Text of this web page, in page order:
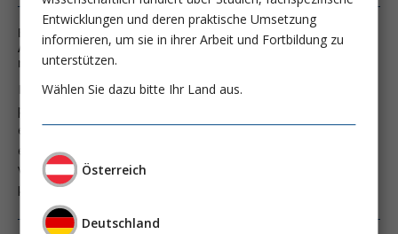
BLING III: Eine neue Perspektive für die kontinuierliche
Applikation von Beta-Laktam-Antibiotika bei Patienten
mit Sepsis?
Die Idee, Antibiotika mit einer zeitabhängigen Abtötungskinetik
prolongiert zu applizieren, ist nicht erst im 21. Jahrhundert
entstanden. Bereits 1953 hat Harry Eagle in seinen
experimentellen Untersuchungen mit Penicillin auf die
Verbesserung der Abtötungsrate mit Hilfe einer
kontinuierlichen Applikation hingewiesen.
Entwicklungen und deren praktische Umsetzung
informieren, um sie in ihrer Arbeit und Fortbildung zu
unterstützen.
Wählen Sie dazu bitte Ihr Land aus.
Österreich
Deutschland